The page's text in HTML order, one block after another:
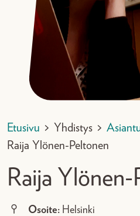
Etusivu > Yhdistys >
Raija Ylönen-Peltonen
Raija Ylönen-
Osoite: Helsinki